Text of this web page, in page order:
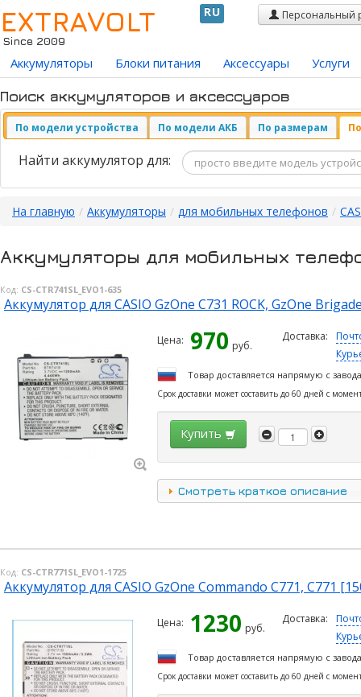
EXTRAVOLT
Since 2009
RU Персональный
Аккумуляторы Блоки питания Аксессуары Услуги
Поиск аккумуляторов и аксессуаров
По модели устройства По модели АКБ По размерам
Найти аккумулятор для:
На главную / Аккумуляторы / для мобильных телефонов /
Аккумуляторы для мобильных
Код: CS-CTR741SL_EVO1-635
Аккумулятор для CASIO GzOne C731 ROCK, GzOne
Цена: 970 руб.
Доставка:
Товар доставляется напрямую с
Срок доставки может составить до 60 дней с
Купить
Смотреть краткое описание
Код: CS-CTR771SL_EVO1-1725
Аккумулятор для CASIO GzOne Commando C771, C771
Цена: 1230 руб.
Доставка:
Товар доставляется напрямую с
Срок доставки может составить до 60 дней с